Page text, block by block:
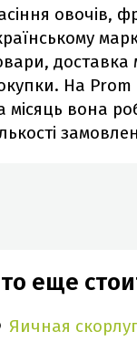
овочів,
доставка
На Prom
місяць вона
еще
Яичная